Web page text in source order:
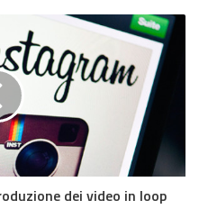
dei video in loop